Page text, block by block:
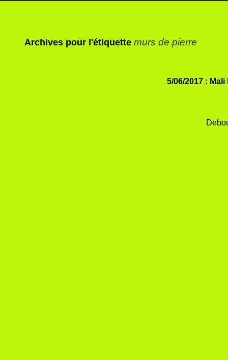
Archives pour l'étiquette murs de pierre
5/06/2017 :